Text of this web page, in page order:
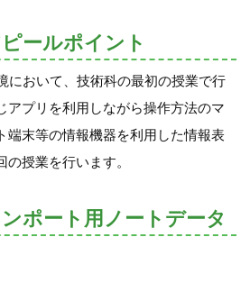
ールポイント
において、技術科の最初の授業で行
アプリを利用しながら操作方法のマ
端末等の情報機器を利用した情報表
授業を行います。
ポート用ノートデータ